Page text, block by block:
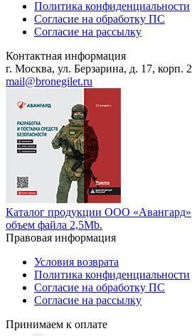
Политика конфиденциальности
Согласие на обработку ПС
Согласие на рассылку
Контактная информация
г. Москва, ул. Берзарина, д. 17, корп. 2
mail@bronegilet.ru
Каталог продукции ООО «Авангард»
объем файла 2,5Mb.
Правовая информация
Условия возврата
Политика конфиденциальности
Согласие на обработку ПС
Согласие на рассылку
Принимаем к оплате